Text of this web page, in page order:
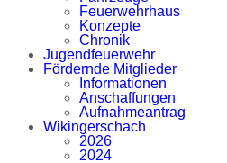
Feuerwehrhaus
Konzepte
Chronik
Jugendfeuerwehr
Fördernde Mitglieder
Informationen
Anschaffungen
Aufnahmeantrag
Wikingerschach
2026
2024